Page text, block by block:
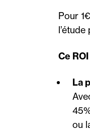
Pour
Ce
La
ou